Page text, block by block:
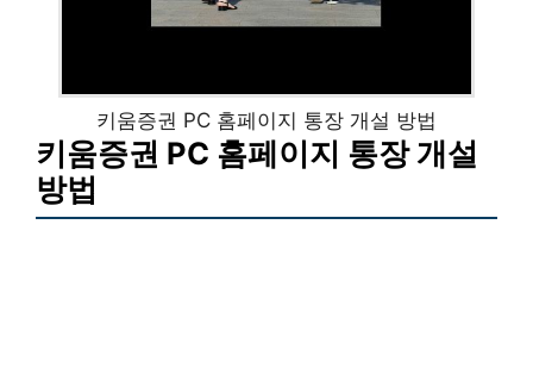
키움증권 PC 홈페이지 통장 개설 방법
키움증권 PC 홈페이지 통장 개설
방법